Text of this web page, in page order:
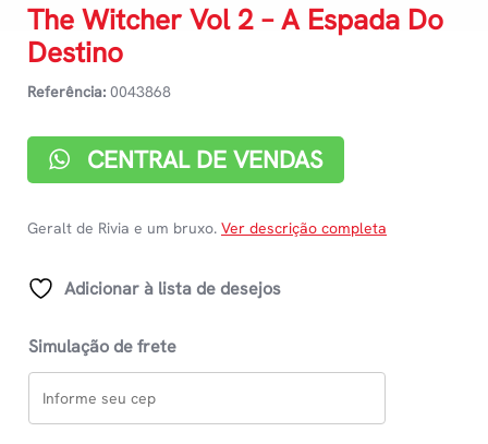
The Witcher Vol 2 – A Espada Do
Destino
Referência: 0043868
CENTRAL DE VENDAS
Geralt de Rivia e um bruxo. Ver descrição completa
Adicionar à lista de desejos
Simulação de frete